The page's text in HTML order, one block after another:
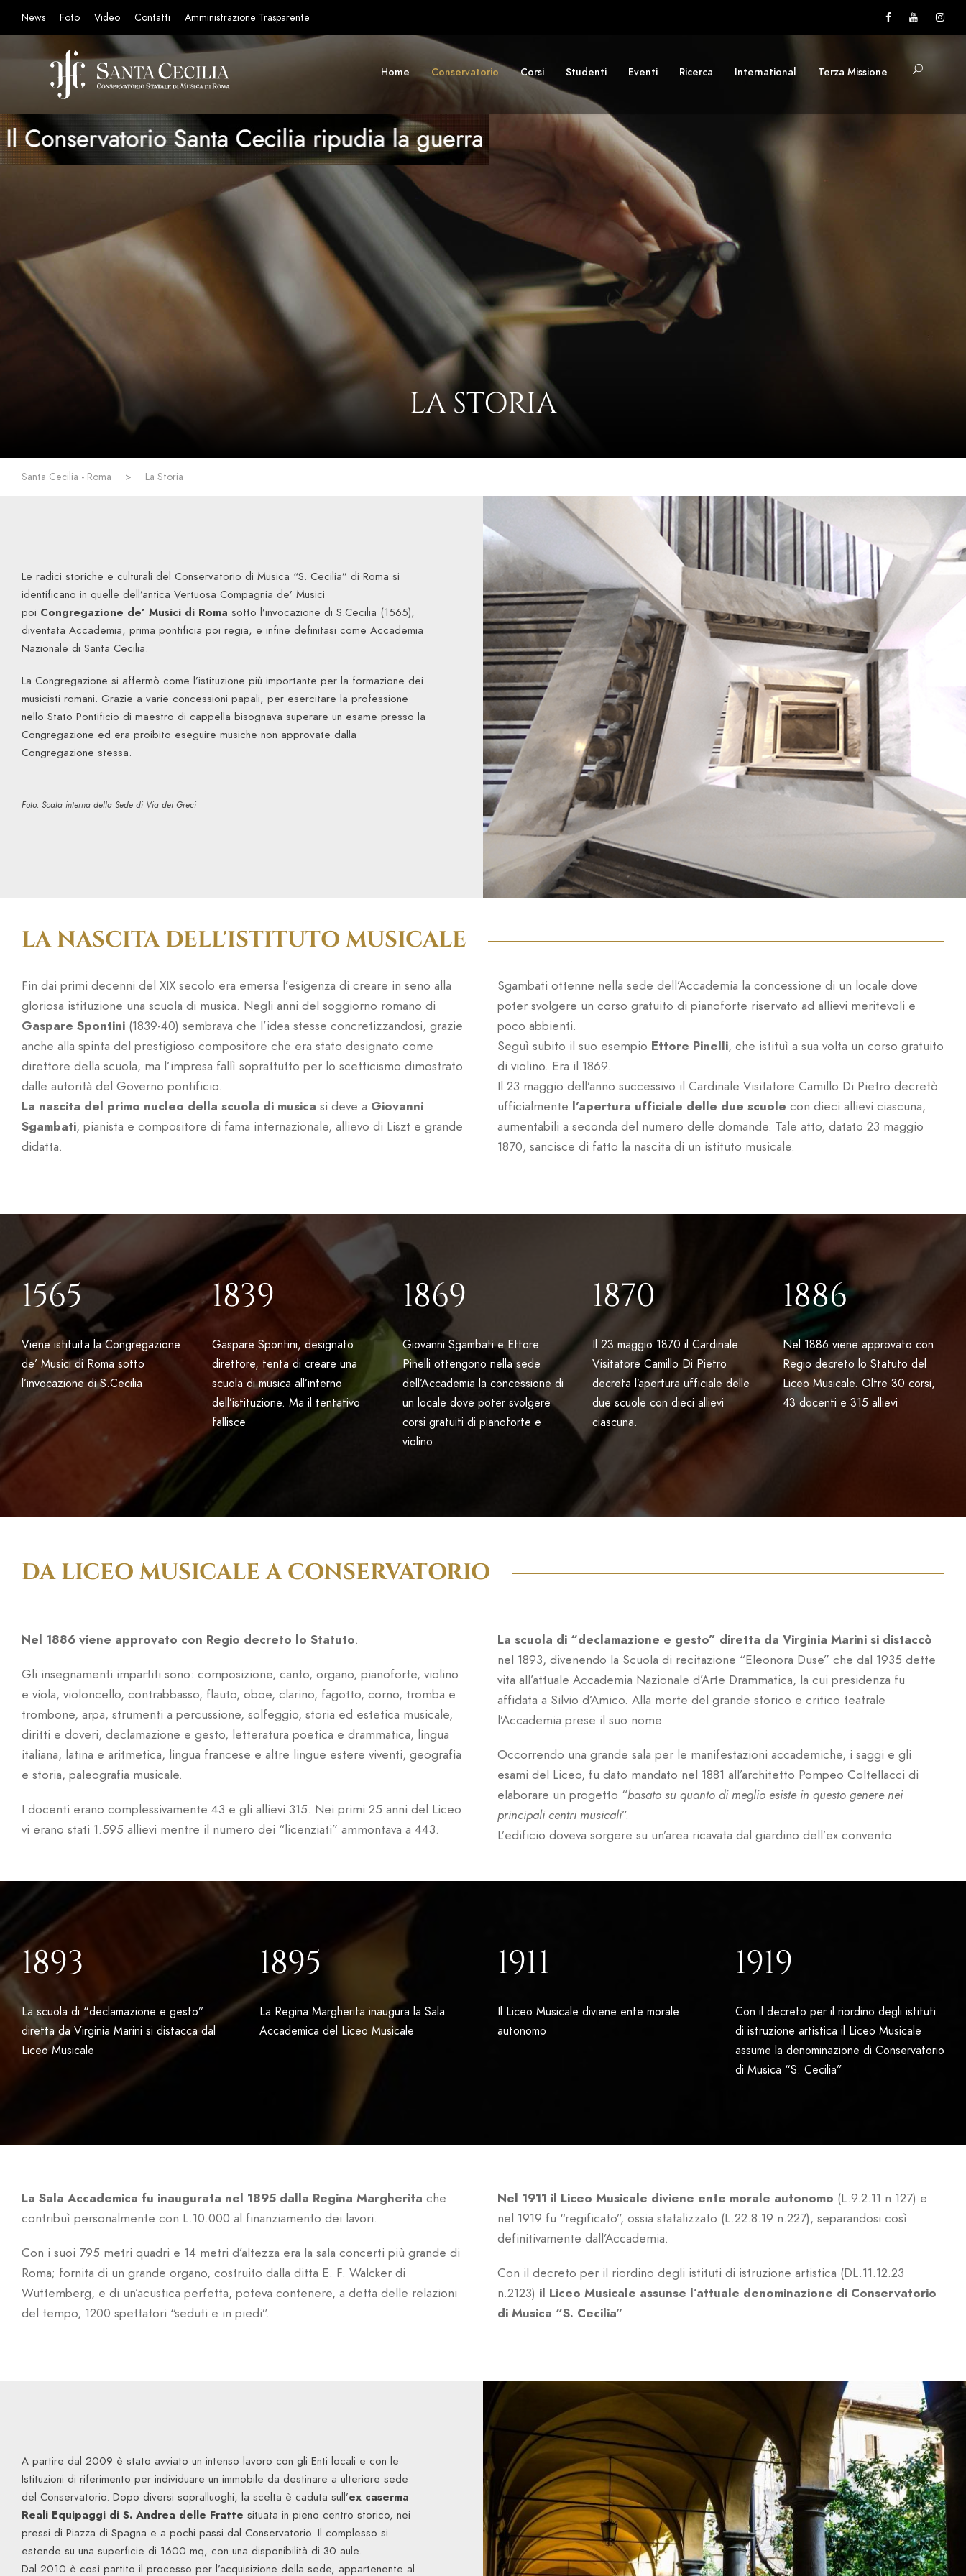
News Foto Video Contatti Amministrazione Trasparente
Home Conservatorio Corsi Studenti Eventi Ricerca International Terza Missione
LA STORIA
Santa Cecilia - Roma > La Storia
Le radici storiche e culturali del Conservatorio di Musica “S. Cecilia” di Roma si
identificano in quelle dell’antica Vertuosa Compagnia de’ Musici
poi Congregazione de’ Musici di Roma sotto l’invocazione di S.Cecilia (1565),
diventata Accademia, prima pontificia poi regia, e infine definitasi come Accademia
Nazionale di Santa Cecilia.
La Congregazione si affermò come l’istituzione più importante per la formazione dei
musicisti romani. Grazie a varie concessioni papali, per esercitare la professione
nello Stato Pontificio di maestro di cappella bisognava superare un esame presso la
Congregazione ed era proibito eseguire musiche non approvate dalla
Congregazione stessa.
Foto: Scala interna della Sede di Via dei Greci
LA NASCITA DELL'ISTITUTO MUSICALE
Fin dai primi decenni del XIX secolo era emersa l’esigenza di creare in seno alla
gloriosa istituzione una scuola di musica. Negli anni del soggiorno romano di
Gaspare Spontini (1839-40) sembrava che l’idea stesse concretizzandosi, grazie
anche alla spinta del prestigioso compositore che era stato designato come
direttore della scuola, ma l’impresa fallì soprattutto per lo scetticismo dimostrato
dalle autorità del Governo pontificio.
La nascita del primo nucleo della scuola di musica si deve a Giovanni
Sgambati, pianista e compositore di fama internazionale, allievo di Liszt e grande
didatta.
Sgambati ottenne nella sede dell’Accademia la concessione di un locale dove
poter svolgere un corso gratuito di pianoforte riservato ad allievi meritevoli e
poco abbienti.
Seguì subito il suo esempio Ettore Pinelli, che istituì a sua volta un corso gratuito
di violino. Era il 1869.
Il 23 maggio dell’anno successivo il Cardinale Visitatore Camillo Di Pietro decretò
ufficialmente l’apertura ufficiale delle due scuole con dieci allievi ciascuna,
aumentabili a seconda del numero delle domande. Tale atto, datato 23 maggio
1870, sancisce di fatto la nascita di un istituto musicale.
1565
Viene istituita la Congregazione
de’ Musici di Roma sotto
l’invocazione di S.Cecilia
1839
Gaspare Spontini, designato
direttore, tenta di creare una
scuola di musica all’interno
dell’istituzione. Ma il tentativo
fallisce
1869
Giovanni Sgambati e Ettore
Pinelli ottengono nella sede
dell’Accademia la concessione di
un locale dove poter svolgere
corsi gratuiti di pianoforte e
violino
1870
Il 23 maggio 1870 il Cardinale
Visitatore Camillo Di Pietro
decreta l’apertura ufficiale delle
due scuole con dieci allievi
ciascuna.
1886
Nel 1886 viene approvato con
Regio decreto lo Statuto del
Liceo Musicale. Oltre 30 corsi,
43 docenti e 315 allievi
DA LICEO MUSICALE A CONSERVATORIO
Nel 1886 viene approvato con Regio decreto lo Statuto.
Gli insegnamenti impartiti sono: composizione, canto, organo, pianoforte, violino
e viola, violoncello, contrabbasso, flauto, oboe, clarino, fagotto, corno, tromba e
trombone, arpa, strumenti a percussione, solfeggio, storia ed estetica musicale,
diritti e doveri, declamazione e gesto, letteratura poetica e drammatica, lingua
italiana, latina e aritmetica, lingua francese e altre lingue estere viventi, geografia
e storia, paleografia musicale.
I docenti erano complessivamente 43 e gli allievi 315. Nei primi 25 anni del Liceo
vi erano stati 1.595 allievi mentre il numero dei “licenziati” ammontava a 443.
La scuola di “declamazione e gesto” diretta da Virginia Marini si distaccò
nel 1893, divenendo la Scuola di recitazione “Eleonora Duse” che dal 1935 dette
vita all’attuale Accademia Nazionale d’Arte Drammatica, la cui presidenza fu
affidata a Silvio d’Amico. Alla morte del grande storico e critico teatrale
l’Accademia prese il suo nome.
Occorrendo una grande sala per le manifestazioni accademiche, i saggi e gli
esami del Liceo, fu dato mandato nel 1881 all’architetto Pompeo Coltellacci di
elaborare un progetto “basato su quanto di meglio esiste in questo genere nei
principali centri musicali”.
L’edificio doveva sorgere su un’area ricavata dal giardino dell’ex convento.
1893
La scuola di “declamazione e gesto”
diretta da Virginia Marini si distacca dal
Liceo Musicale
1895
La Regina Margherita inaugura la Sala
Accademica del Liceo Musicale
1911
Il Liceo Musicale diviene ente morale
autonomo
1919
Con il decreto per il riordino degli istituti
di istruzione artistica il Liceo Musicale
assume la denominazione di Conservatorio
di Musica “S. Cecilia”
La Sala Accademica fu inaugurata nel 1895 dalla Regina Margherita che
contribuì personalmente con L.10.000 al finanziamento dei lavori.
Con i suoi 795 metri quadri e 14 metri d’altezza era la sala concerti più grande di
Roma; fornita di un grande organo, costruito dalla ditta E. F. Walcker di
Wuttemberg, e di un’acustica perfetta, poteva contenere, a detta delle relazioni
del tempo, 1200 spettatori “seduti e in piedi”.
Nel 1911 il Liceo Musicale diviene ente morale autonomo (L.9.2.11 n.127) e
nel 1919 fu “regificato”, ossia statalizzato (L.22.8.19 n.227), separandosi così
definitivamente dall’Accademia.
Con il decreto per il riordino degli istituti di istruzione artistica (DL.11.12.23
n.2123) il Liceo Musicale assunse l’attuale denominazione di Conservatorio
di Musica “S. Cecilia”.
A partire dal 2009 è stato avviato un intenso lavoro con gli Enti locali e con le
Istituzioni di riferimento per individuare un immobile da destinare a ulteriore sede
del Conservatorio. Dopo diversi sopralluoghi, la scelta è caduta sull’ex caserma
Reali Equipaggi di S. Andrea delle Fratte situata in pieno centro storico, nei
pressi di Piazza di Spagna e a pochi passi dal Conservatorio. Il complesso si
estende su una superficie di 1600 mq, con una disponibilità di 30 aule.
Dal 2010 è così partito il processo per l’acquisizione della sede, appartenente al